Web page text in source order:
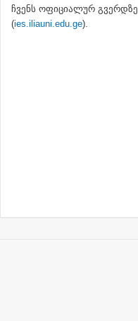
ჩვენს ოფიციალურ გვერდზე
(ies.iliauni.edu.ge).